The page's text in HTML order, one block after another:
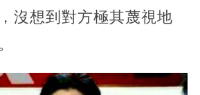
沒想到對方極其蔑視地